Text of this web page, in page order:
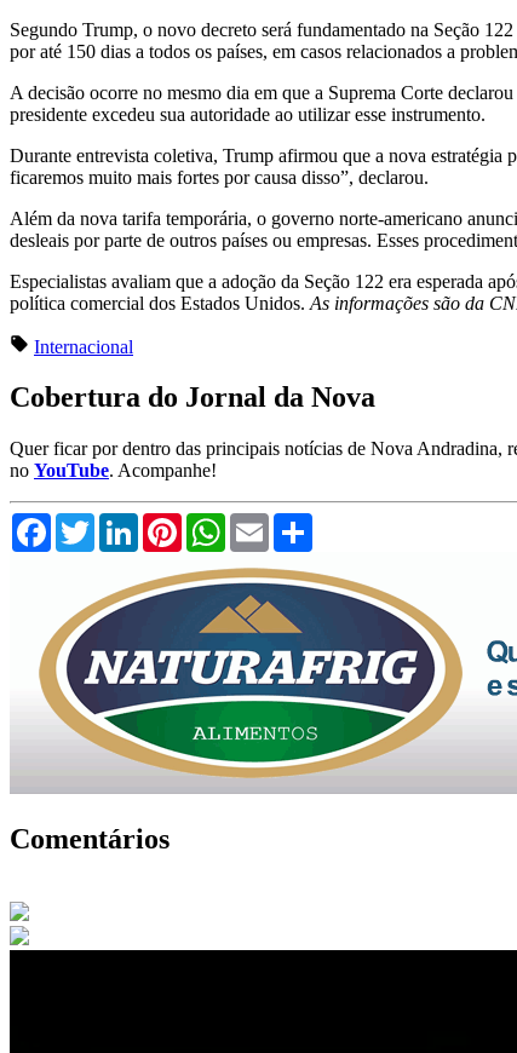
Segundo Trump, o novo decreto será fundamentado na Seção
por até 150 dias a todos os países, em casos relacionados a
A decisão ocorre no mesmo dia em que a Suprema Corte
presidente excedeu sua autoridade ao utilizar esse instrumento.
Durante entrevista coletiva, Trump afirmou que a nova estratégia
ficaremos muito mais fortes por causa disso”, declarou.
Além da nova tarifa temporária, o governo norte-americano
desleais por parte de outros países ou empresas. Esses
Especialistas avaliam que a adoção da Seção 122 era esperada
política comercial dos Estados Unidos. As informações são da
Internacional
Cobertura do Jornal da Nova
Quer ficar por dentro das principais notícias de Nova Andradina,
no YouTube. Acompanhe!
FacebookTwitterLinkedInPinterestWhatsApp
Email
Comentários